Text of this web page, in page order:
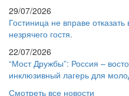
29/07/2026
Гостиница не вправе
незрячего гостя.
22/07/2026
“Мост Дружбы”: Россия –
инклюзивный лагерь для
Смотреть все новости